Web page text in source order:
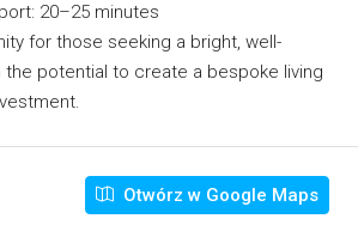
20–25 minutes
for those seeking a bright, well-
potential to create a bespoke living
Otwórz w Google Maps